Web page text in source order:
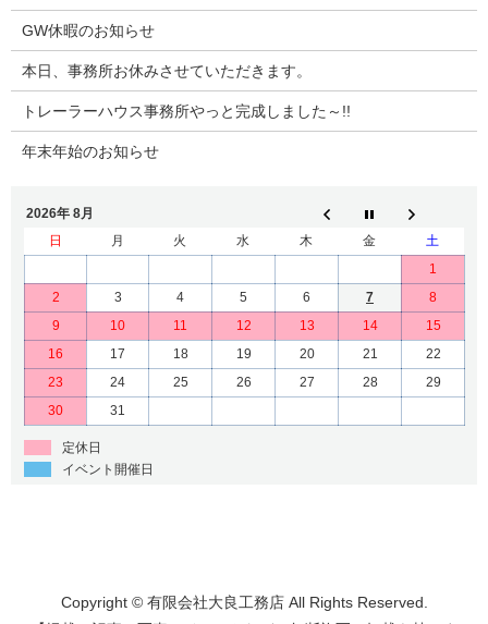
GW休暇のお知らせ
本日、事務所お休みさせていただきます。
トレーラーハウス事務所やっと完成しました～!!
年末年始のお知らせ
2026年 8月
日
月 火 水 木 金
土
1
2
3 4 5 6 7
8
9
10 11 12 13 14
15
16
17 18 19 20 21
22
23
24 25 26 27 28
29
30
31
定休日
イベント開催日
Copyright © 有限会社大良工務店 All Rights Reserved.